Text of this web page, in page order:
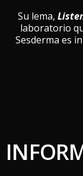
Su lema,
laboratorio
Sesderma es